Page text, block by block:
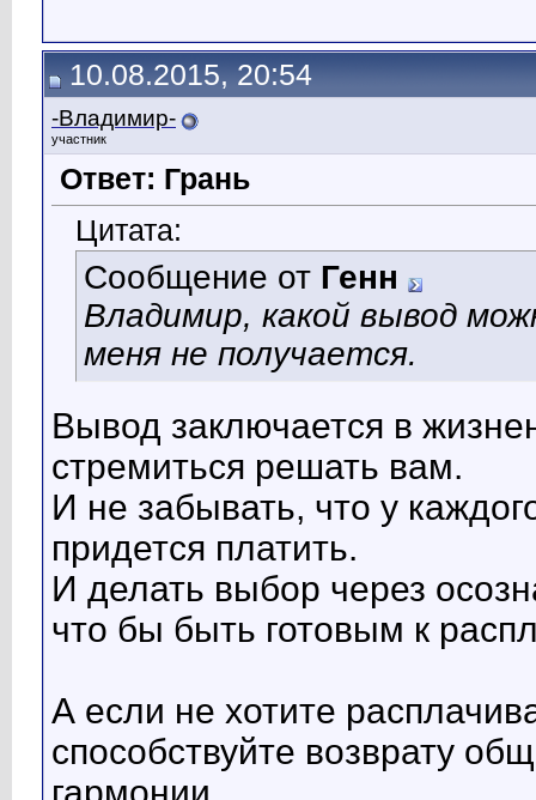
10.08.2015, 20:54
-Владимир-
участник
Ответ: Грань
Цитата:
Сообщение от Генн
Владимир, какой вывод
меня не получается.
Вывод заключается в
стремиться решать вам.
И не забывать, что у
придется платить.
И делать выбор через
что бы быть готовым к
А если не хотите
способствуйте возврату